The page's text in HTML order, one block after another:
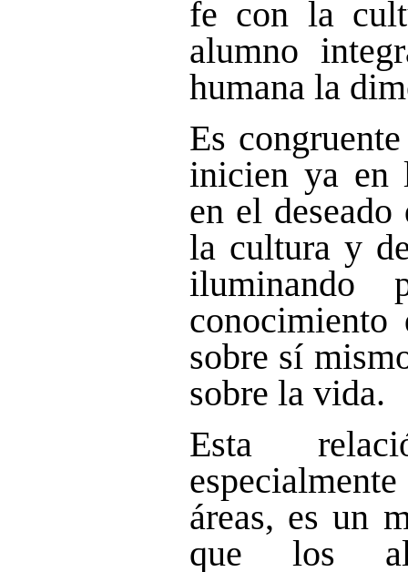
fe con la
alumno
humana la
Es
inicien ya en
en el
la cultura y
iluminando
conocimiento
sobre sí
sobre la vida.
Esta
áreas, es un
que los